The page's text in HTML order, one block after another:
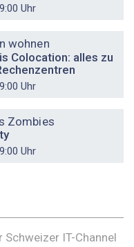
Uhr
wohnen
Colocation: alles zu
Uhr
Zombies
Uhr
Schweizer IT-Channel